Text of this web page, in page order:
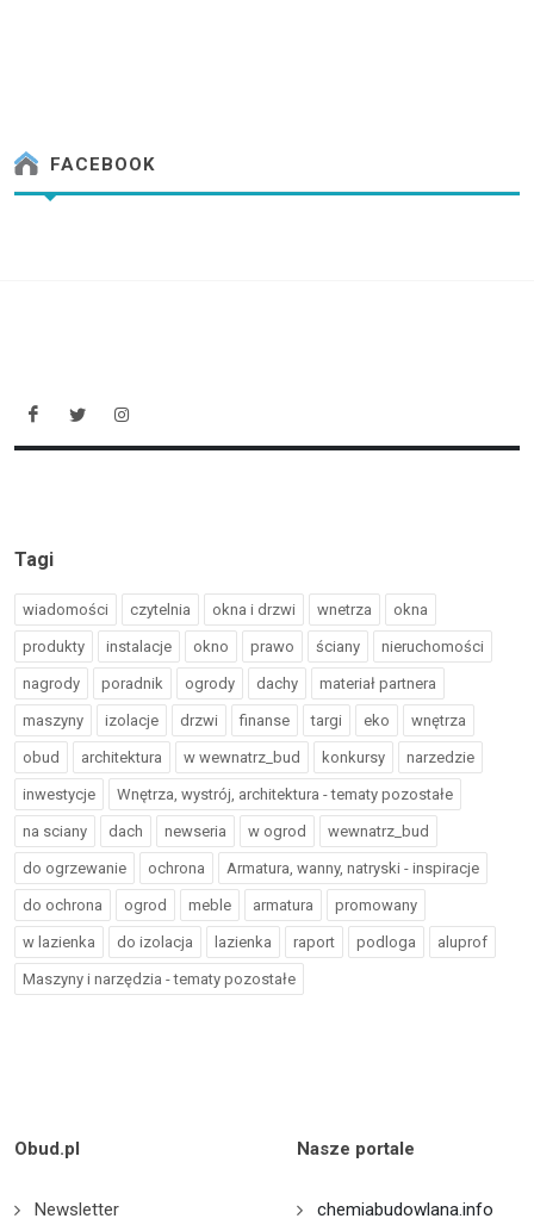
FACEBOOK
Tagi
wiadomości czytelnia okna i drzwi wnetrza okna
produkty instalacje okno prawo ściany nieruchomości
nagrody poradnik ogrody dachy materiał partnera
maszyny izolacje drzwi finanse targi eko wnętrza
obud architektura w wewnatrz_bud konkursy narzedzie
inwestycje Wnętrza, wystrój, architektura - tematy pozostałe
na sciany dach newseria w ogrod wewnatrz_bud
do ogrzewanie ochrona Armatura, wanny, natryski - inspiracje
do ochrona ogrod meble armatura promowany
w lazienka do izolacja lazienka raport podloga aluprof
Maszyny i narzędzia - tematy pozostałe
Obud.pl
Newsletter
Nasze portale
chemiabudowlana.info